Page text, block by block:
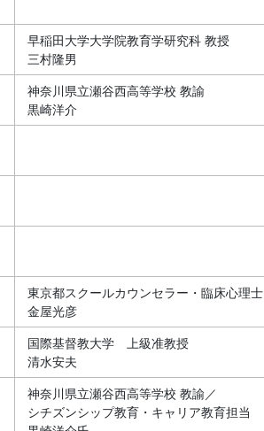
早稲田大学大学院教育学研究科 教授
三村隆男
神奈川県立瀬谷西高等学校 教諭
黒崎洋介
東京都スクールカウンセラー・臨床心理士
金屋光彦
国際基督教大学 上級准教授
清水安夫
神奈川県立瀬谷西高等学校 教諭／
シチズンシップ教育・キャリア教育担当